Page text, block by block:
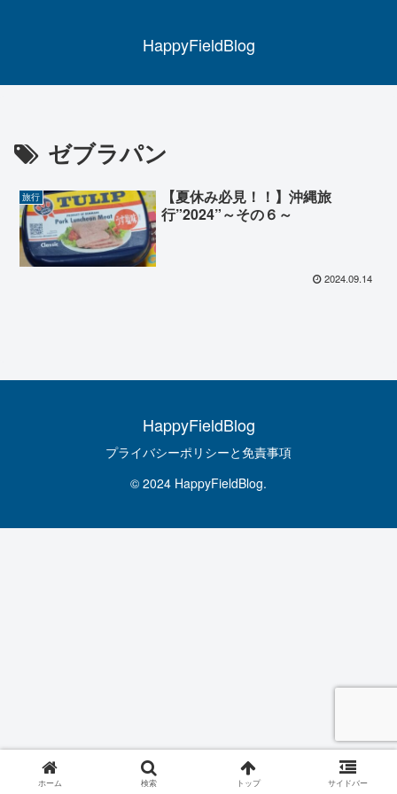
HappyFieldBlog
ゼブラパン
旅行
【夏休み必見！！】沖縄旅
行”2024”～その６～
2024.09.14
HappyFieldBlog
プライバシーポリシーと免責事項
© 2024 HappyFieldBlog.
ホーム 検索 トップ サイドバー